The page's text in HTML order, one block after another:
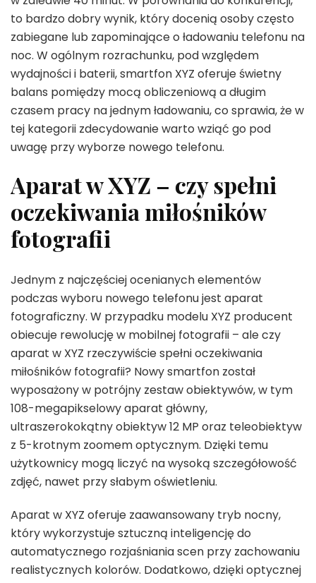
to bardzo dobry wynik, który docenią osoby często
zabiegane lub zapominające o ładowaniu telefonu na
noc. W ogólnym rozrachunku, pod względem
wydajności i baterii, smartfon XYZ oferuje świetny
balans pomiędzy mocą obliczeniową a długim
czasem pracy na jednym ładowaniu, co sprawia, że w
tej kategorii zdecydowanie warto wziąć go pod
uwagę przy wyborze nowego telefonu.
Aparat w XYZ – czy spełni
oczekiwania miłośników
fotografii
Jednym z najczęściej ocenianych elementów
podczas wyboru nowego telefonu jest aparat
fotograficzny. W przypadku modelu XYZ producent
obiecuje rewolucję w mobilnej fotografii – ale czy
aparat w XYZ rzeczywiście spełni oczekiwania
miłośników fotografii? Nowy smartfon został
wyposażony w potrójny zestaw obiektywów, w tym
108-megapikselowy aparat główny,
ultraszerokokątny obiektyw 12 MP oraz teleobiektyw
z 5-krotnym zoomem optycznym. Dzięki temu
użytkownicy mogą liczyć na wysoką szczegółowość
zdjęć, nawet przy słabym oświetleniu.
Aparat w XYZ oferuje zaawansowany tryb nocny,
który wykorzystuje sztuczną inteligencję do
automatycznego rozjaśniania scen przy zachowaniu
realistycznych kolorów. Dodatkowo, dzięki optycznej